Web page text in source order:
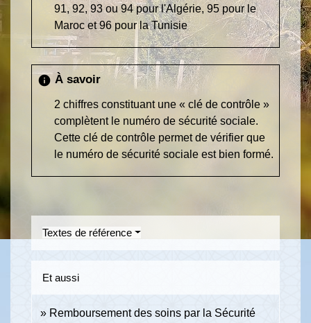
91, 92, 93 ou 94 pour l'Algérie, 95 pour le
Maroc et 96 pour la Tunisie
info À savoir
2 chiffres constituant une « clé de contrôle »
complètent le numéro de sécurité sociale.
Cette clé de contrôle permet de vérifier que
le numéro de sécurité sociale est bien formé.
Textes de référence
Et aussi
Remboursement des soins par la Sécurité